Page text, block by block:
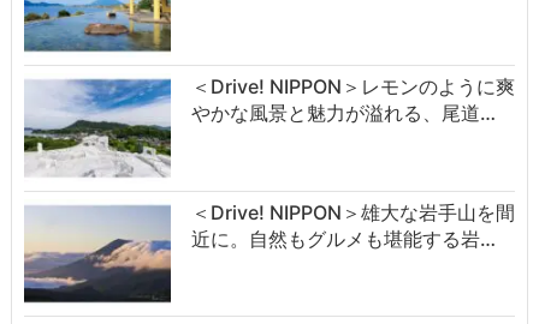
＜Drive! NIPPON＞レモンのように爽
やかな風景と魅力が溢れる、尾道…
＜Drive! NIPPON＞雄大な岩手山を間
近に。自然もグルメも堪能する岩…